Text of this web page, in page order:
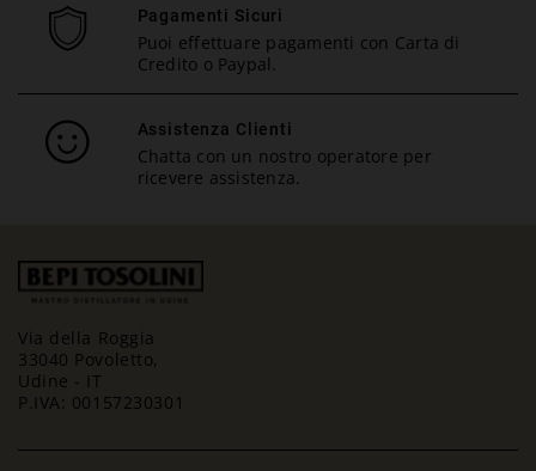
Pagamenti Sicuri
Puoi effettuare pagamenti con Carta di
Credito o Paypal.
Assistenza Clienti
Chatta con un nostro operatore per
ricevere assistenza.
Via della Roggia
33040 Povoletto,
Udine - IT
P.IVA: 00157230301